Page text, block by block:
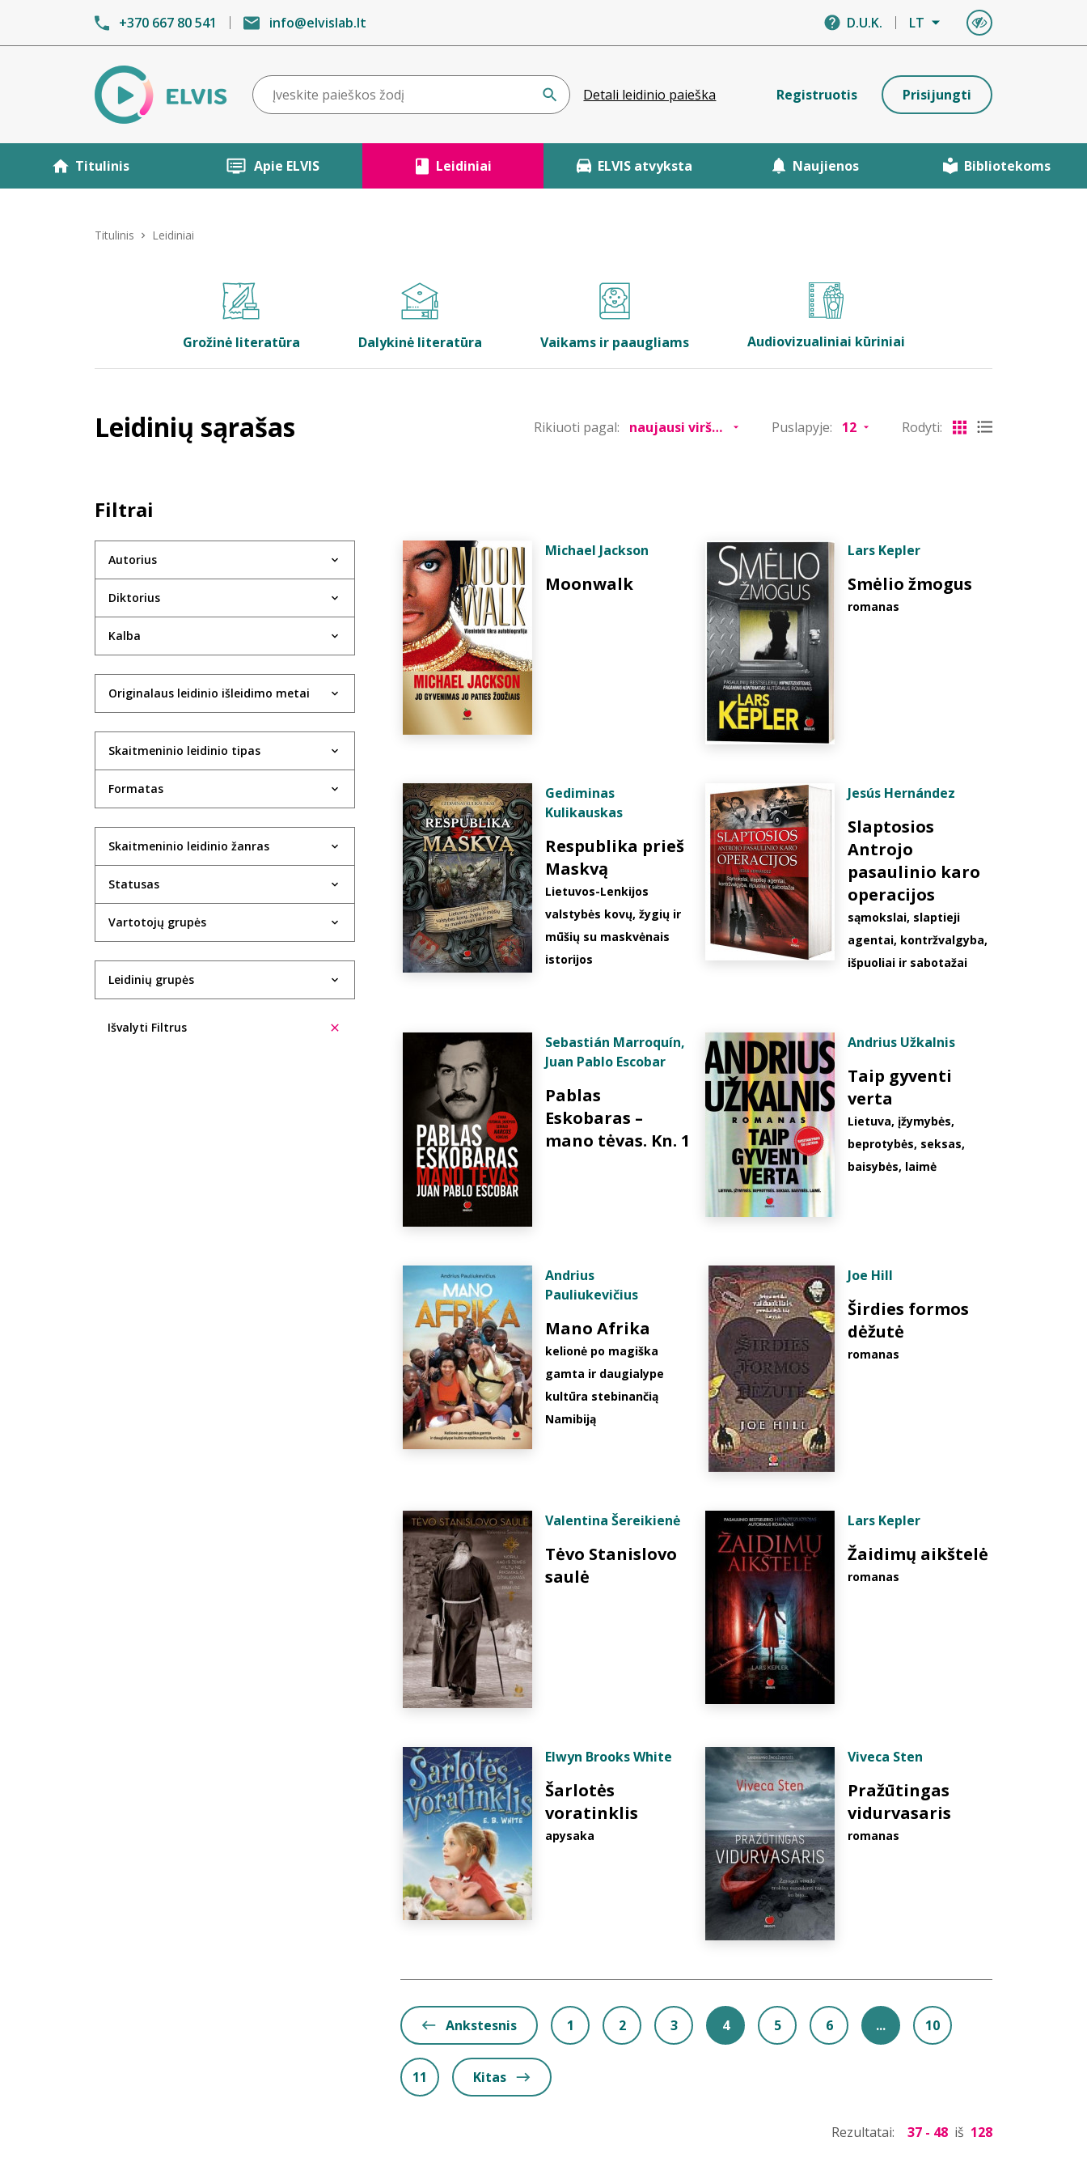
+370 667 80 541 info@elvislab.lt D.U.K. LT
Detali leidinio paieška Registruotis Prisijungti
Titulinis Apie ELVIS Leidiniai ELVIS atvyksta Naujienos Bibliotekoms
Titulinis Leidiniai
Grožinė literatūra Dalykinė literatūra Vaikams ir paaugliams Audiovizualiniai kūriniai
Leidinių sąrašas Rikiuoti pagal: Puslapyje: Rodyti:
Filtrai
Autorius
Diktorius
Kalba
Originalaus leidinio išleidimo metai
Skaitmeninio leidinio tipas
Formatas
Skaitmeninio leidinio žanras
Statusas
Vartotojų grupės
Leidinių grupės
Išvalyti Filtrus
Michael Jackson
Moonwalk
Lars Kepler
Smėlio žmogus
romanas
Gediminas
Kulikauskas
Respublika prieš
Maskvą
Lietuvos-Lenkijos
valstybės kovų, žygių ir
mūšių su maskvėnais
istorijos
Jesús Hernández
Slaptosios
Antrojo
pasaulinio karo
operacijos
sąmokslai, slaptieji
agentai, kontržvalgyba,
išpuoliai ir sabotažai
Sebastián Marroquín,
Juan Pablo Escobar
Pablas
Eskobaras –
mano tėvas. Kn. 1
Andrius Užkalnis
Taip gyventi
verta
Lietuva, įžymybės,
beprotybės, seksas,
baisybės, laimė
Andrius
Pauliukevičius
Mano Afrika
kelionė po magiška
gamta ir daugialype
kultūra stebinančią
Namibiją
Joe Hill
Širdies formos
dėžutė
romanas
Valentina Šereikienė
Tėvo Stanislovo
saulė
Lars Kepler
Žaidimų aikštelė
romanas
Elwyn Brooks White
Šarlotės
voratinklis
apysaka
Viveca Sten
Pražūtingas
vidurvasaris
romanas
Ankstesnis 1 2 3 4 5 6 ... 10
11 Kitas
Rezultatai: 37 - 48 iš 128